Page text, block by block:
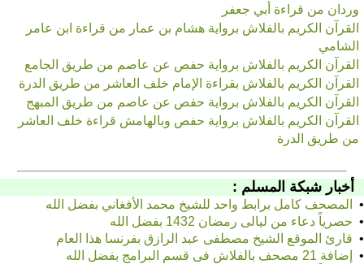
وردان من قراءة أبي جعفر
القرآن الكريم بالفلاش برواية هشام بن عمار من قراءة ابن عامر
الشامي
القرآن الكريم بالفلاش برواية حفص عن عاصم من طريق الجامع
القرآن الكريم بالفلاش بقراءة الإمام خلف العاشر من طريق الدرة
القرآن الكريم بالفلاش برواية حفص عن عاصم من طريق المبهج
القرآن الكريم بالفلاش برواية حفص وبالهامش قراءة خلف العاشر
من طريق الدرة
أخبار شبكة المسلم :
• المصحف كامل برابط واحد للشيخ محمد الأفغاني بفضل الله
• حصرياً دعاء من ليالى رمضان 1432 بفضل الله
• قارئ الموقع الشيخ مصطفى عبد الرازق بفرنسا هذا العام
• إضافة 21 مصحف بالفلاش فى قسم البرامج بفضل الله